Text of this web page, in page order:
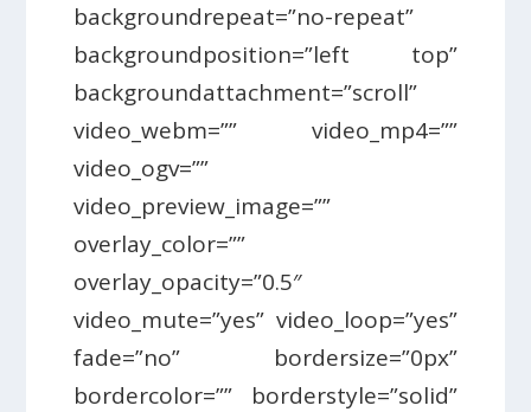
backgroundrepeat=”no-repeat”
backgroundposition=”left top”
backgroundattachment=”scroll”
video_webm=”” video_mp4=””
video_ogv=””
video_preview_image=””
overlay_color=””
overlay_opacity=”0.5″
video_mute=”yes” video_loop=”yes”
fade=”no” bordersize=”0px”
bordercolor=”” borderstyle=”solid”